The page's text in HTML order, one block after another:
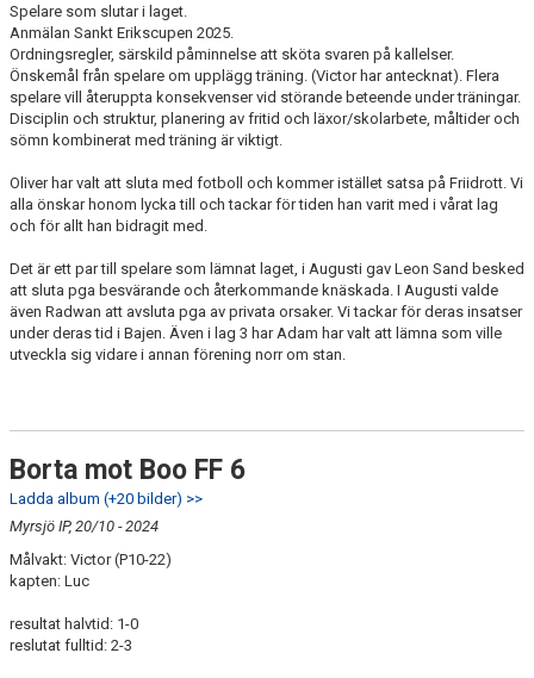
Spelare som slutar i laget.
Anmälan Sankt Erikscupen 2025.
Ordningsregler, särskild påminnelse att sköta svaren på kallelser.
Önskemål från spelare om upplägg träning. (Victor har antecknat). Flera
spelare vill återuppta konsekvenser vid störande beteende under träningar.
Disciplin och struktur, planering av fritid och läxor/skolarbete, måltider och
sömn kombinerat med träning är viktigt.
Oliver har valt att sluta med fotboll och kommer istället satsa på Friidrott. Vi
alla önskar honom lycka till och tackar för tiden han varit med i vårat lag
och för allt han bidragit med.
Det är ett par till spelare som lämnat laget, i Augusti gav Leon Sand besked
att sluta pga besvärande och återkommande knäskada. I Augusti valde
även Radwan att avsluta pga av privata orsaker. Vi tackar för deras insatser
under deras tid i Bajen. Även i lag 3 har Adam har valt att lämna som ville
utveckla sig vidare i annan förening norr om stan.
Borta mot Boo FF 6
Ladda album (+20 bilder) >>
Myrsjö IP, 20/10 - 2024
Målvakt: Victor (P10-22)
kapten: Luc
resultat halvtid: 1-0
reslutat fulltid: 2-3